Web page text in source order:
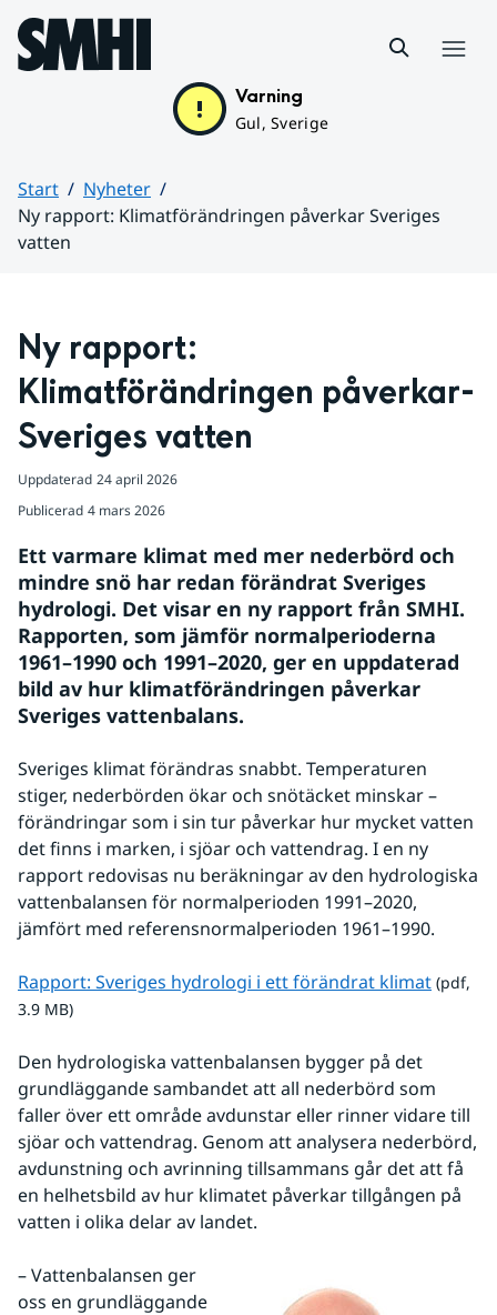
Hoppa till sidans innehåll
Varning
Gul, Sverige
Start
Nyheter
Ny rapport: Klimatförändringen påverkar­ Sveriges
vatten
Ny rapport:
Klimatförändringen påverkar­
Sveriges vatten
Uppdaterad 24 april 2026
Publicerad 4 mars 2026
Ett varmare klimat med mer nederbörd och
mindre snö har redan förändrat Sveriges
hydrologi. Det visar en ny rapport från SMHI.
Rapporten, som jämför normalperioderna
1961–1990 och 1991–2020, ger en uppdaterad
bild av hur klimatförändringen påverkar
Sveriges vattenbalans.
Sveriges klimat förändras snabbt. Temperaturen
stiger, nederbörden ökar och snötäcket minskar –
förändringar som i sin tur påverkar hur mycket vatten
det finns i marken, i sjöar och vattendrag. I en ny
rapport redovisas nu beräkningar av den hydrologiska
vattenbalansen för normalperioden 1991–2020,
jämfört med referensnormalperioden 1961–1990.
Rapport: Sveriges hydrologi i ett förändrat klimatpdf, 3.9
(pdf,
3.9 MB)
Den hydrologiska vattenbalansen bygger på det
grundläggande sambandet att all nederbörd som
faller över ett område avdunstar eller rinner vidare till
sjöar och vattendrag. Genom att analysera nederbörd,
avdunstning och avrinning tillsammans går det att få
en helhetsbild av hur klimatet påverkar tillgången på
vatten i olika delar av landet.
– Vattenbalansen ger
oss en grundläggande